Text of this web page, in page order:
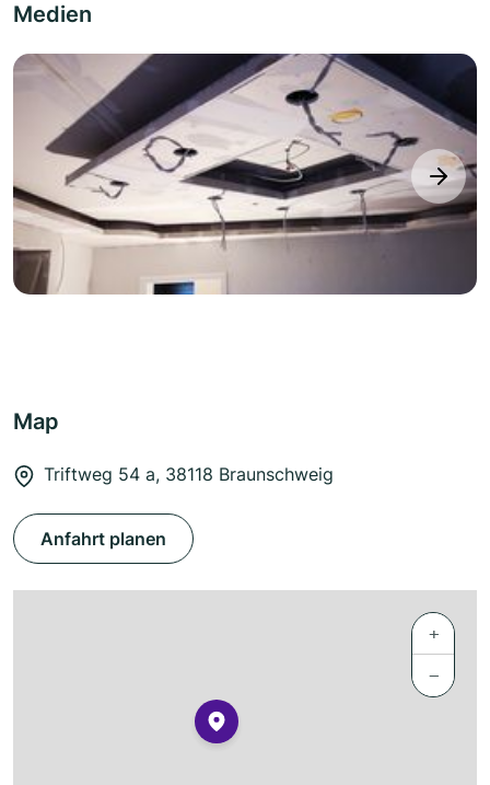
Medien
next
Map
Triftweg 54 a, 38118 Braunschweig
Anfahrt planen
+
−